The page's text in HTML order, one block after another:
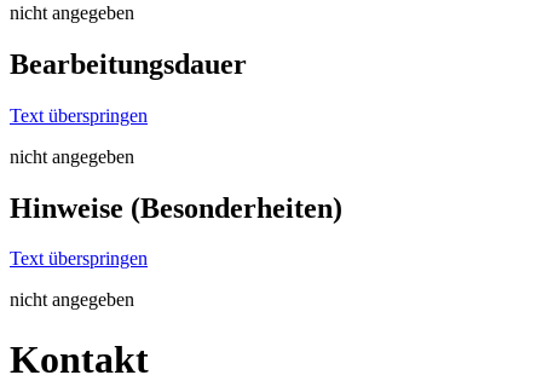
nicht angegeben
Bearbeitungsdauer
Text überspringen
nicht angegeben
Hinweise (Besonderheiten)
Text überspringen
nicht angegeben
Kontakt